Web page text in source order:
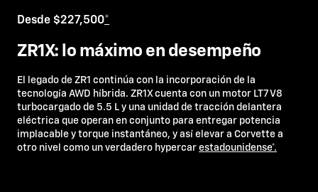
Desde $227,500*
ZR1X: lo máximo en desempeño
El legado de ZR1 continúa con la incorporación de la
tecnología AWD híbrida. ZR1X cuenta con un motor LT7 V8
turbocargado de 5.5 L y una unidad de tracción delantera
eléctrica que operan en conjunto para entregar potencia
implacable y torque instantáneo, y así elevar a Corvette a
otro nivel como un verdadero hypercar estadounidense*.